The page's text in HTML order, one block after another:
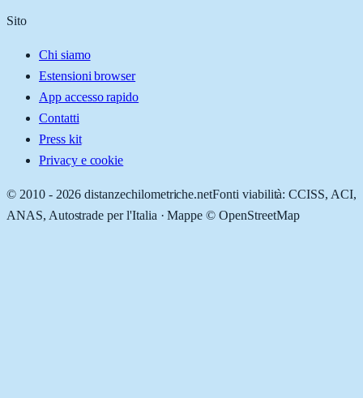
Sito
Chi siamo
Estensioni browser
App accesso rapido
Contatti
Press kit
Privacy e cookie
© 2010 - 2026 distanzechilometriche.netFonti viabilità: CCISS, ACI,
ANAS, Autostrade per l'Italia · Mappe © OpenStreetMap